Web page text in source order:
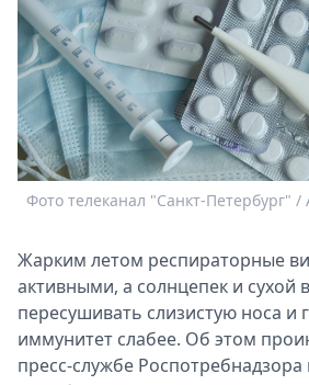
Metro
Стримы
Спецпроекты
Звезды
Выборы
2026
Скачай
Metro
Фото телеканал "Санкт-Петербург" /
Жарким летом респираторные
активными, а солнцепек и сухой
пересушивать слизистую носа и
иммунитет слабее. Об этом
пресс-службе Роспотребнадзора